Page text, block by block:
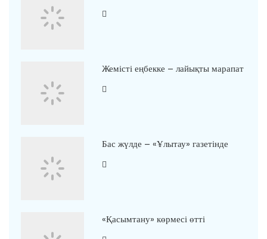
Жемісті еңбекке – лайықты марапат
Бас жүлде – «Ұлытау» газетінде
«Қасымтану» көрмесі өтті